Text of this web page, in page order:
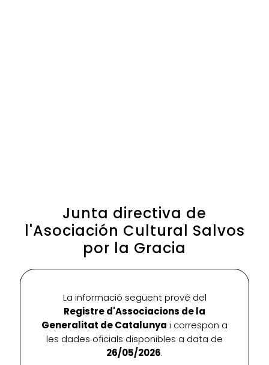
Junta directiva de
l'Asociación Cultural Salvos
por la Gracia
La informació següent prové del
Registre d'Associacions de la
Generalitat de Catalunya i correspon a
les dades oficials disponibles a data de
26/05/2026.